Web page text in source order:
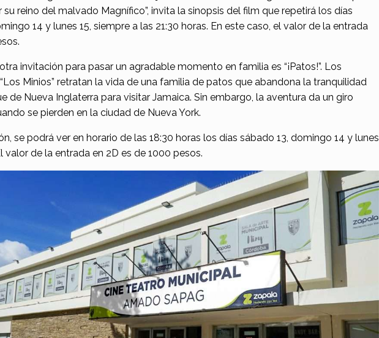
su reino del malvado Magnífico”, invita la sinopsis del film que repetirá los días
14 y lunes 15, siempre a las 21:30 horas. En este caso, el valor de la entrada
invitación para pasar un agradable momento en familia es “¡Patos!”. Los
Minios” retratan la vida de una familia de patos que abandona la tranquilidad
de Nueva Inglaterra para visitar Jamaica. Sin embargo, la aventura da un giro
se pierden en la ciudad de Nueva York.
se podrá ver en horario de las 18:30 horas los días sábado 13, domingo 14 y lunes
valor de la entrada en 2D es de 1000 pesos.